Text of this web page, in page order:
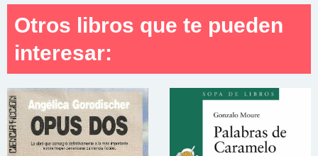
Otros libros que te pueden
interesar: